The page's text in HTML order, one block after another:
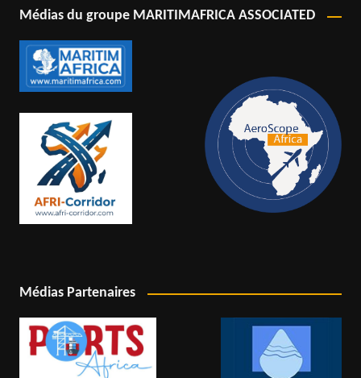
Médias du groupe MARITIMAFRICA ASSOCIATED
Médias Partenaires